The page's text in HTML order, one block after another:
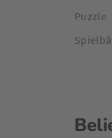
Puzzle